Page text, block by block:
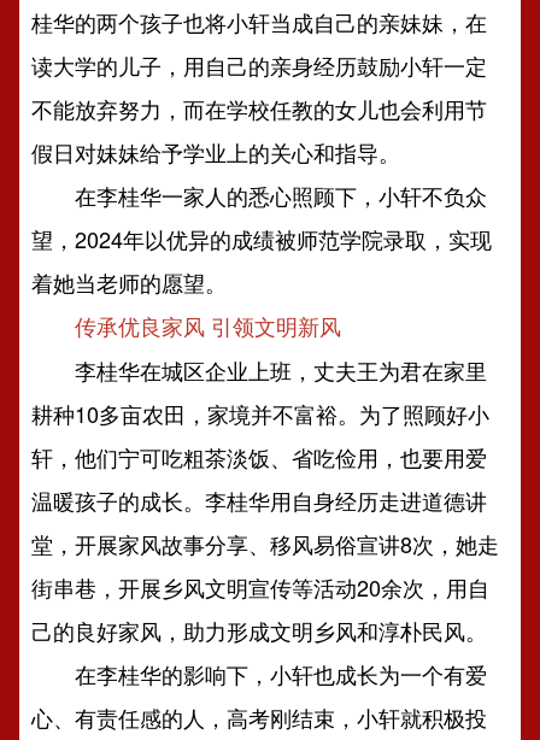
桂华的两个孩子也将小轩当成自己的亲妹妹，在
读大学的儿子，用自己的亲身经历鼓励小轩一定
不能放弃努力，而在学校任教的女儿也会利用节
假日对妹妹给予学业上的关心和指导。
在李桂华一家人的悉心照顾下，小轩不负众
望，2024年以优异的成绩被师范学院录取，实现
着她当老师的愿望。
传承优良家风 引领文明新风
李桂华在城区企业上班，丈夫王为君在家里
耕种10多亩农田，家境并不富裕。为了照顾好小
轩，他们宁可吃粗茶淡饭、省吃俭用，也要用爱
温暖孩子的成长。李桂华用自身经历走进道德讲
堂，开展家风故事分享、移风易俗宣讲8次，她走
街串巷，开展乡风文明宣传等活动20余次，用自
己的良好家风，助力形成文明乡风和淳朴民风。
在李桂华的影响下，小轩也成长为一个有爱
心、有责任感的人，高考刚结束，小轩就积极投